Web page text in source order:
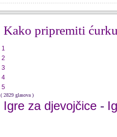
Kako pripremiti
1
2
3
4
5
( 2829 glasova )
Igre za djevojčice -